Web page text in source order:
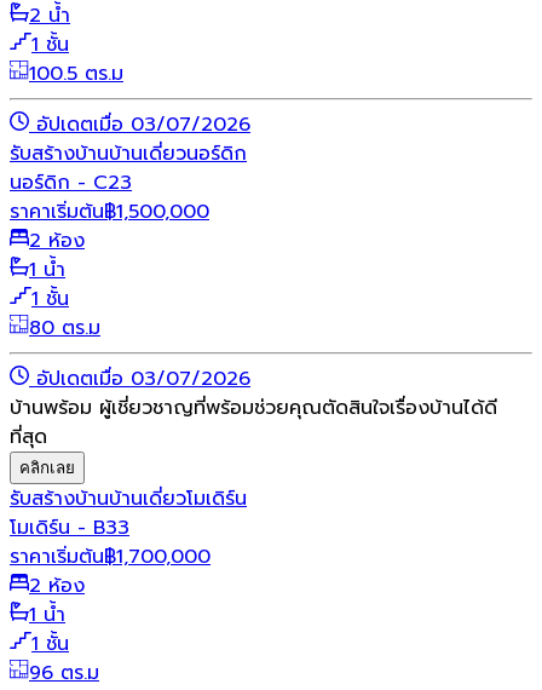
2 น้ำ
1 ชั้น
100.5 ตร.ม
อัปเดตเมื่อ 03/07/2026
รับสร้างบ้านบ้านเดี่ยวนอร์ดิก
นอร์ดิก - C23
ราคาเริ่มต้น฿1,500,000
2 ห้อง
1 น้ำ
1 ชั้น
80 ตร.ม
อัปเดตเมื่อ 03/07/2026
บ้านพร้อม ผู้เชี่ยวชาญที่พร้อมช่วยคุณตัดสินใจเรื่องบ้านได้ดี
ที่สุด
คลิกเลย
รับสร้างบ้านบ้านเดี่ยวโมเดิร์น
โมเดิร์น - B33
ราคาเริ่มต้น฿1,700,000
2 ห้อง
1 น้ำ
1 ชั้น
96 ตร.ม